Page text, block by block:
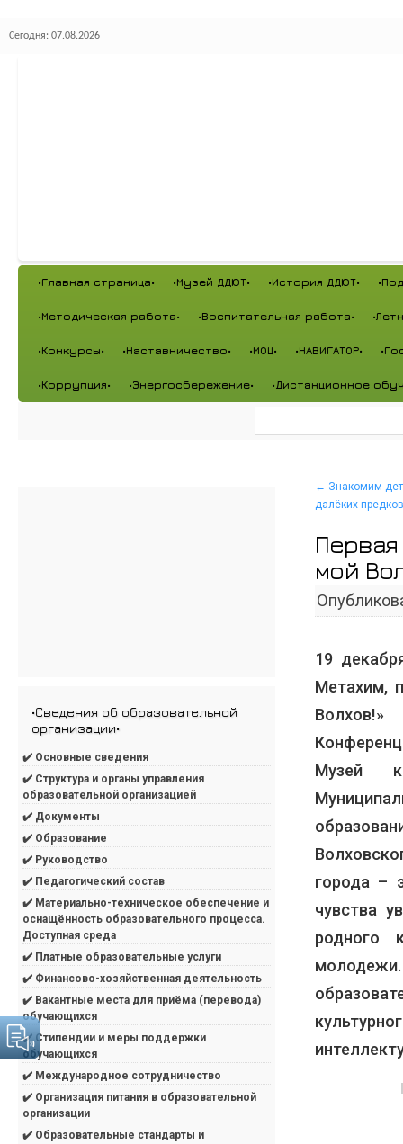
Сегодня: 07.08.2026
•Главная страница• •Музей ДДЮТ• •История ДДЮТ•
•Методическая работа• •Воспитательная работа•
•Конкурсы• •Наставничество• •МОЦ• •НАВИГАТОР•
•Коррупция• •Энергосбережение• •Дистанционное
← Знакомим
далёких предков
мой
19
Метахим,
Музей
города –
чувства
родного
•Сведения об образовательной
организации•
✔️ Основные сведения
✔️ Структура и органы управления
образовательной организацией
✔️ Документы
✔️ Образование
✔️ Руководство
✔️ Педагогический состав
✔️ Материально-техническое обеспечение и
оснащённость образовательного процесса.
Доступная среда
✔️ Платные образовательные услуги
✔️ Финансово-хозяйственная деятельность
✔️ Вакантные места для приёма (перевода)
обучающихся
✔️ Стипендии и меры поддержки
обучающихся
✔️ Международное сотрудничество
✔️ Организация питания в образовательной
организации
✔️ Образовательные стандарты и